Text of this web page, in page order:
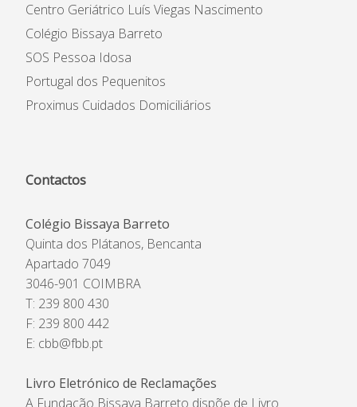
Centro Geriátrico Luís Viegas Nascimento
Colégio Bissaya Barreto
SOS Pessoa Idosa
Portugal dos Pequenitos
Proximus Cuidados Domiciliários
Contactos
Colégio Bissaya Barreto
Quinta dos Plátanos, Bencanta
Apartado 7049
3046-901 COIMBRA
T: 239 800 430
F: 239 800 442
E: cbb@fbb.pt
Livro Eletrónico de Reclamações
A Fundação Bissaya Barreto dispõe de Livro